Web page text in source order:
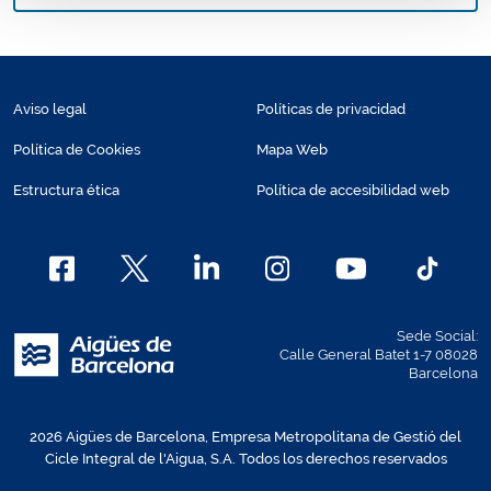
Aviso legal
Política de Cookies
Estructura ética
Políticas de privacidad
Mapa Web
Política de accesibilidad web
Sede Social:
Calle General Batet 1-7 08028
Barcelona
2026 Aigües de Barcelona, Empresa Metropolitana de Gestió del
Cicle Integral de l'Aigua, S.A. Todos los derechos reservados